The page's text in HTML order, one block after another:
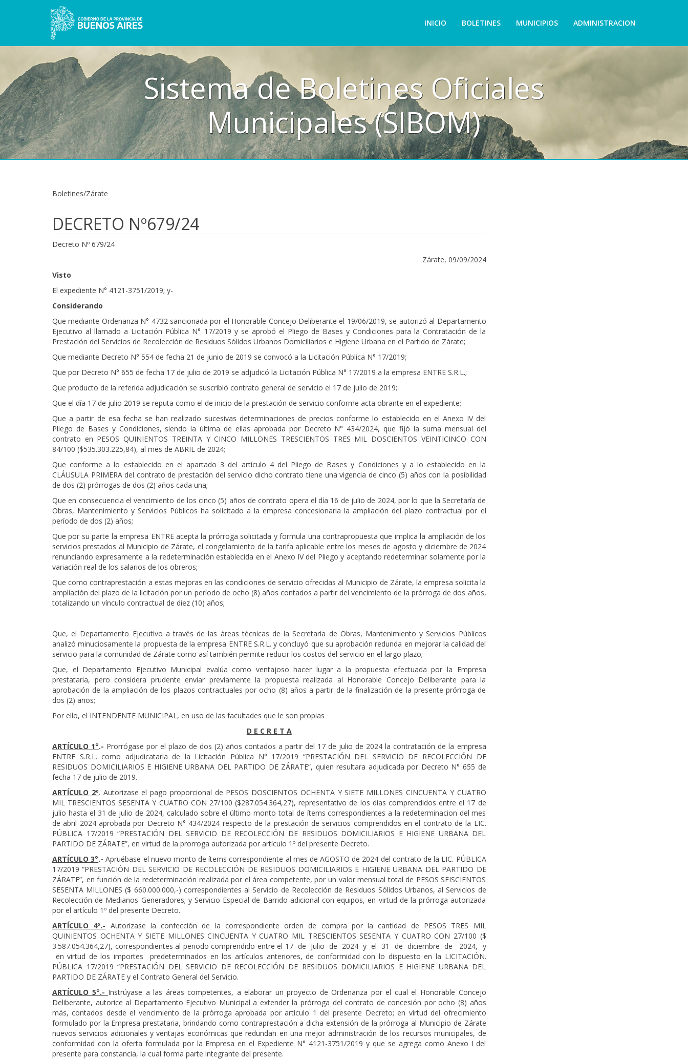
INICIO BOLETINES MUNICIPIOS ADMINISTRACION
de Boletines Oficiales
(SIBOM)
Boletines/Zárate
DECRETO Nº679/24
Decreto Nº 679/24
Zárate, 09/09/2024
Visto
El expediente N° 4121-3751/2019; y-
Considerando
Que mediante Ordenanza N° 4732 sancionada por el Honorable Concejo Deliberante el 19/06/2019, se autorizó al Departamento
Ejecutivo al llamado a Licitación Pública N° 17/2019 y se aprobó el Pliego de Bases y Condiciones para la Contratación de la
Prestación del Servicios de Recolección de Residuos Sólidos Urbanos Domiciliarios e Higiene Urbana en el Partido de Zárate;
Que mediante Decreto N° 554 de fecha 21 de junio de 2019 se convocó a la Licitación Pública N° 17/2019;
Que por Decreto N° 655 de fecha 17 de julio de 2019 se adjudicó la Licitación Pública N° 17/2019 a la empresa ENTRE S.R.L.;
Que producto de la referida adjudicación se suscribió contrato general de servicio el 17 de julio de 2019;
Que el día 17 de julio 2019 se reputa como el de inicio de la prestación de servicio conforme acta obrante en el expediente;
Que a partir de esa fecha se han realizado sucesivas determinaciones de precios conforme lo establecido en el Anexo IV del
Pliego de Bases y Condiciones, siendo la última de ellas aprobada por Decreto N° 434/2024, que fijó la suma mensual del
contrato en PESOS QUINIENTOS TREINTA Y CINCO MILLONES TRESCIENTOS TRES MIL DOSCIENTOS VEINTICINCO CON
84/100 ($535.303.225,84), al mes de ABRIL de 2024;
Que conforme a lo establecido en el apartado 3 del artículo 4 del Pliego de Bases y Condiciones y a lo establecido en la
CLÁUSULA PRIMERA del contrato de prestación del servicio dicho contrato tiene una vigencia de cinco (5) años con la posibilidad
de dos (2) prórrogas de dos (2) años cada una;
Que en consecuencia el vencimiento de los cinco (5) años de contrato opera el día 16 de julio de 2024, por lo que la Secretaría de
Obras, Mantenimiento y Servicios Públicos ha solicitado a la empresa concesionaria la ampliación del plazo contractual por el
período de dos (2) años;
Que por su parte la empresa ENTRE acepta la prórroga solicitada y formula una contrapropuesta que implica la ampliación de los
servicios prestados al Municipio de Zárate, el congelamiento de la tarifa aplicable entre los meses de agosto y diciembre de 2024
renunciando expresamente a la redeterminación establecida en el Anexo IV del Pliego y aceptando redeterminar solamente por la
variación real de los salarios de los obreros;
Que como contraprestación a estas mejoras en las condiciones de servicio ofrecidas al Municipio de Zárate, la empresa solicita la
ampliación del plazo de la licitación por un período de ocho (8) años contados a partir del vencimiento de la prórroga de dos años,
totalizando un vínculo contractual de diez (10) años;
Que, el Departamento Ejecutivo a través de las áreas técnicas de la Secretaría de Obras, Mantenimiento y Servicios Públicos
analizó minuciosamente la propuesta de la empresa ENTRE S.R.L. y concluyó que su aprobación redunda en mejorar la calidad del
servicio para la comunidad de Zárate como así también permite reducir los costos del servicio en el largo plazo;
Que, el Departamento Ejecutivo Municipal evalúa como ventajoso hacer lugar a la propuesta efectuada por la Empresa
prestataria, pero considera prudente enviar previamente la propuesta realizada al Honorable Concejo Deliberante para la
aprobación de la ampliación de los plazos contractuales por ocho (8) años a partir de la finalización de la presente prórroga de
dos (2) años;
Por ello, el INTENDENTE MUNICIPAL, en uso de las facultades que le son propias
D E C R E T A
ARTÍCULO 1°.- Prorrógase por el plazo de dos (2) años contados a partir del 17 de julio de 2024 la contratación de la empresa
ENTRE S.R.L. como adjudicataria de la Licitación Pública N° 17/2019 “PRESTACIÓN DEL SERVICIO DE RECOLECCIÓN DE
RESIDUOS DOMICILIARIOS E HIGIENE URBANA DEL PARTIDO DE ZÁRATE”, quien resultara adjudicada por Decreto N° 655 de
fecha 17 de julio de 2019.
ARTÍCULO 2º. Autorizase el pago proporcional de PESOS DOSCIENTOS OCHENTA Y SIETE MILLONES CINCUENTA Y CUATRO
MIL TRESCIENTOS SESENTA Y CUATRO CON 27/100 ($287.054.364,27), representativo de los días comprendidos entre el 17 de
julio hasta el 31 de julio de 2024, calculado sobre el último monto total de ítems correspondientes a la redeterminacion del mes
de abril 2024 aprobada por Decreto N° 434/2024 respecto de la prestación de servicios comprendidos en el contrato de la LIC.
PÚBLICA 17/2019 “PRESTACIÓN DEL SERVICIO DE RECOLECCIÓN DE RESIDUOS DOMICILIARIOS E HIGIENE URBANA DEL
PARTIDO DE ZÁRATE”, en virtud de la prorroga autorizada por artículo 1º del presente Decreto.
ARTÍCULO 3°.- Apruébase el nuevo monto de ítems correspondiente al mes de AGOSTO de 2024 del contrato de la LIC. PÚBLICA
17/2019 “PRESTACIÓN DEL SERVICIO DE RECOLECCIÓN DE RESIDUOS DOMICILIARIOS E HIGIENE URBANA DEL PARTIDO DE
ZÁRATE”, en función de la redeterminación realizada por el área competente, por un valor mensual total de PESOS SEISCIENTOS
SESENTA MILLONES ($ 660.000.000,-) correspondientes al Servicio de Recolección de Residuos Sólidos Urbanos, al Servicios de
Recolección de Medianos Generadores; y Servicio Especial de Barrido adicional con equipos, en virtud de la prórroga autorizada
por el artículo 1º del presente Decreto.
ARTÍCULO 4º.- Autorizase la confección de la correspondiente orden de compra por la cantidad de PESOS TRES MIL
QUINIENTOS OCHENTA Y SIETE MILLONES CINCUENTA Y CUATRO MIL TRESCIENTOS SESENTA Y CUATRO CON 27/100 ($
3.587.054.364,27), correspondientes al periodo comprendido entre el 17 de Julio de 2024 y el 31 de diciembre de 2024, y
en virtud de los importes predeterminados en los artículos anteriores, de conformidad con lo dispuesto en la LICITACIÓN.
PÚBLICA 17/2019 “PRESTACIÓN DEL SERVICIO DE RECOLECCIÓN DE RESIDUOS DOMICILIARIOS E HIGIENE URBANA DEL
PARTIDO DE ZÁRATE y el Contrato General del Servicio.
ARTÍCULO 5°.- Instrúyase a las áreas competentes, a elaborar un proyecto de Ordenanza por el cual el Honorable Concejo
Deliberante, autorice al Departamento Ejecutivo Municipal a extender la prórroga del contrato de concesión por ocho (8) años
más, contados desde el vencimiento de la prórroga aprobada por artículo 1 del presente Decreto; en virtud del ofrecimiento
formulado por la Empresa prestataria, brindando como contraprestación a dicha extensión de la prórroga al Municipio de Zárate
nuevos servicios adicionales y ventajas económicas que redundan en una mejor administración de los recursos municipales, de
conformidad con la oferta formulada por la Empresa en el Expediente N° 4121-3751/2019 y que se agrega como Anexo I del
presente para constancia, la cual forma parte integrante del presente.